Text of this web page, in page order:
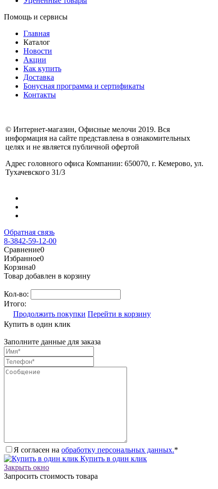
Помощь и сервисы
Главная
Каталог
Новости
Акции
Как купить
Доставка
Бонусная программа и сертификаты
Контакты
© Интернет-магазин, Офисные мелочи 2019. Вся
информация на сайте представлена в ознакомительных
целях и не является публичной офертой
Адрес головного офиса Компании: 650070, г. Кемерово, ул.
Тухачевского 31/3
Обратная связь
8-3842-59-12-00
Сравнение0
Избранное0
Корзина0
Товар добавлен в корзину
Кол-во:
Итого:
Продолжить покупки Перейти в корзину
Купить в один клик
Заполните данные для заказа
Я согласен на обработку персональных данных.*
Купить в один клик
Закрыть окно
Запросить стоимость товара